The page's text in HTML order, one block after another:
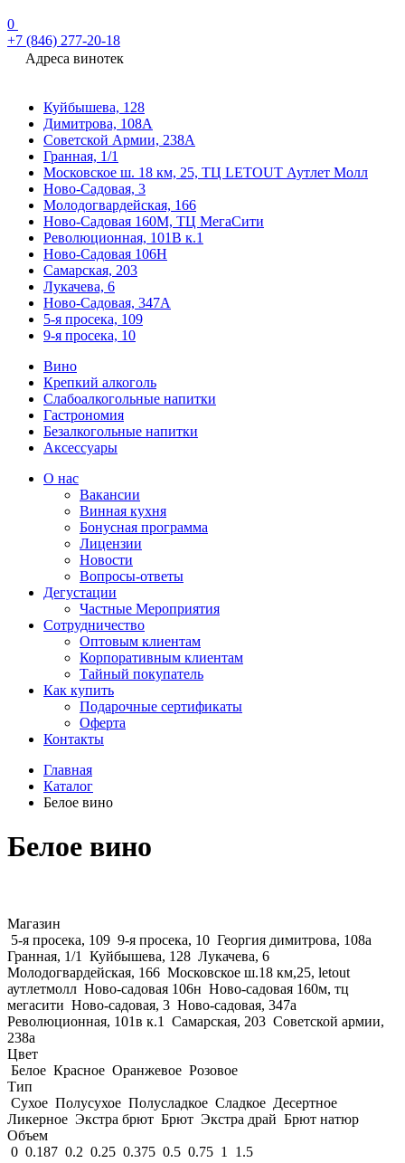
0
+7 (846) 277-20-18
Адреса винотек
Куйбышева, 128
Димитрова, 108А
Советской Армии, 238А
Гранная, 1/1
Московское ш. 18 км, 25, ТЦ LETOUT Аутлет Молл
Ново-Садовая, 3
Молодогвардейская, 166
Ново-Садовая 160М, ТЦ МегаСити
Революционная, 101В к.1
Ново-Садовая 106Н
Самарская, 203
Лукачева, 6
Ново-Садовая, 347А
5-я просека, 109
9-я просека, 10
Вино
Крепкий алкоголь
Слабоалкогольные напитки
Гастрономия
Безалкогольные напитки
Аксессуары
О нас
Вакансии
Винная кухня
Бонусная программа
Лицензии
Новости
Вопросы-ответы
Дегустации
Частные Мероприятия
Сотрудничество
Оптовым клиентам
Корпоративным клиентам
Тайный покупатель
Как купить
Подарочные сертификаты
Оферта
Контакты
Главная
Каталог
Белое вино
Белое вино
Магазин
5-я просека, 109 9-я просека, 10 Георгия димитрова, 108а
Гранная, 1/1
Куйбышева, 128 Лукачева, 6
Молодогвардейская, 166 Московское ш.18 км,25, letout
аутлетмолл Ново-садовая 106н Ново-садовая 160м, тц
мегасити Ново-садовая, 3 Ново-садовая, 347а
Революционная, 101в к.1
Самарская, 203 Советской армии,
238а
Цвет
Белое Красное Оранжевое Розовое
Тип
Сухое Полусухое Полусладкое Сладкое Десертное
Ликерное Экстра брют Брют Экстра драй Брют натюр
Объем
0 0.187 0.2 0.25 0.375 0.5 0.75 1
1.5